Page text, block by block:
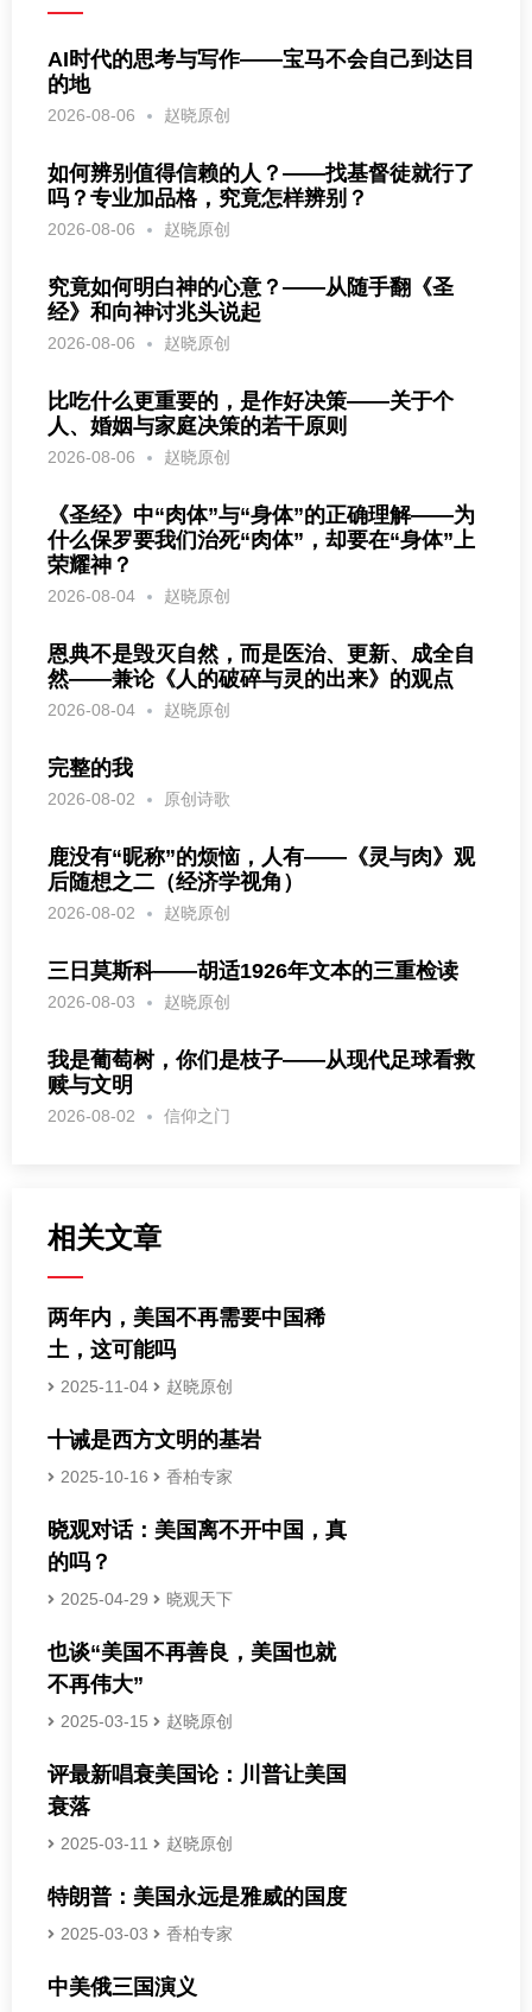
AI时代的思考与写作——宝马不会自己到达目
的地
2026-08-06 赵晓原创
如何辨别值得信赖的人？——找基督徒就行了
吗？专业加品格，究竟怎样辨别？
2026-08-06 赵晓原创
究竟如何明白神的心意？——从随手翻《圣
经》和向神讨兆头说起
2026-08-06 赵晓原创
比吃什么更重要的，是作好决策——关于个
人、婚姻与家庭决策的若干原则
2026-08-06 赵晓原创
《圣经》中“肉体”与“身体”的正确理解——为
什么保罗要我们治死“肉体”，却要在“身体”上
荣耀神？
2026-08-04 赵晓原创
恩典不是毁灭自然，而是医治、更新、成全自
然——兼论《人的破碎与灵的出来》的观点
2026-08-04 赵晓原创
完整的我
2026-08-02 原创诗歌
鹿没有“昵称”的烦恼，人有——《灵与肉》观
后随想之二（经济学视角）
2026-08-02 赵晓原创
三日莫斯科——胡适1926年文本的三重检读
2026-08-03 赵晓原创
我是葡萄树，你们是枝子——从现代足球看救
赎与文明
2026-08-02 信仰之门
相关文章
两年内，美国不再需要中国稀
土，这可能吗
2025-11-04 赵晓原创
十诫是西方文明的基岩
2025-10-16 香柏专家
晓观对话：美国离不开中国，真
的吗？
2025-04-29 晓观天下
也谈“美国不再善良，美国也就
不再伟大”
2025-03-15 赵晓原创
评最新唱衰美国论：川普让美国
衰落
2025-03-11 赵晓原创
特朗普：美国永远是雅威的国度
2025-03-03 香柏专家
中美俄三国演义